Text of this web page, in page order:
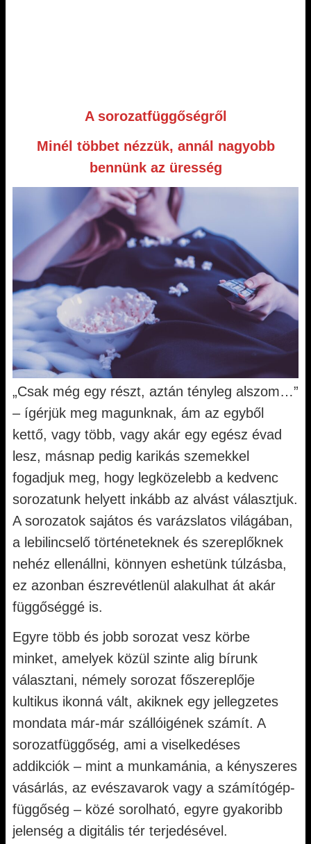
A sorozatfüggőségről
Minél többet nézzük, annál nagyobb
bennünk az üresség
„Csak még egy részt, aztán tényleg alszom…”
– ígérjük meg magunknak, ám az egyből
kettő, vagy több, vagy akár egy egész évad
lesz, másnap pedig karikás szemekkel
fogadjuk meg, hogy legközelebb a kedvenc
sorozatunk helyett inkább az alvást választjuk.
A sorozatok sajátos és varázslatos világában,
a lebilincselő történeteknek és szereplőknek
nehéz ellenállni, könnyen eshetünk túlzásba,
ez azonban észrevétlenül alakulhat át akár
függőséggé is.
Egyre több és jobb sorozat vesz körbe
minket, amelyek közül szinte alig bírunk
választani, némely sorozat főszereplője
kultikus ikonná vált, akiknek egy jellegzetes
mondata már-már szállóigének számít. A
sorozatfüggőség, ami a viselkedéses
addikciók – mint a munkamánia, a kényszeres
vásárlás, az evészavarok vagy a számítógép-
függőség – közé sorolható, egyre gyakoribb
jelenség a digitális tér terjedésével.